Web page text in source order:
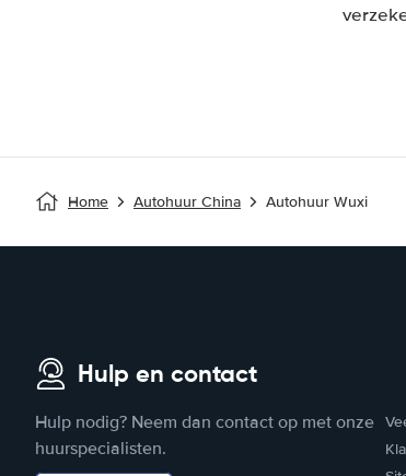
Home Autohuur China Autohuur Wuxi
Hulp en contact
Hulp nodig? Neem dan contact op met onze
huurspecialisten.